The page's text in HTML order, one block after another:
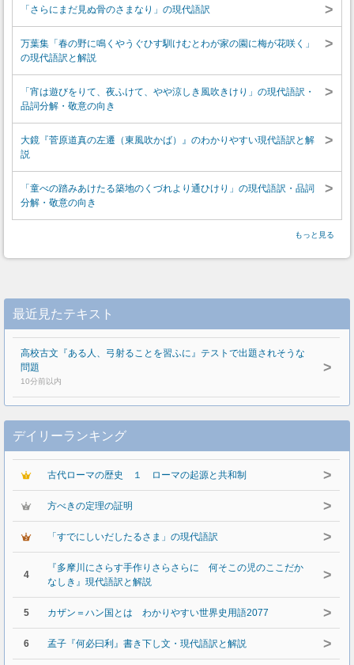
「さらにまだ見ぬ骨のさまなり」の現代語訳 >
万葉集「春の野に鳴くやうぐひす馴けむとわが家の園に梅が花咲く」
の現代語訳と解説
>
「宵は遊びをりて、夜ふけて、やや涼しき風吹きけり」の現代語訳・
品詞分解・敬意の向き
>
大鏡『菅原道真の左遷（東風吹かば）』のわかりやすい現代語訳と解
説
>
「童べの踏みあけたる築地のくづれより通ひけり」の現代語訳・品詞
分解・敬意の向き
>
もっと見る
最近見たテキスト
高校古文『ある人、弓射ることを習ふに』テストで出題されそうな
問題
10分前以内
>
デイリーランキング
古代ローマの歴史 １ ローマの起源と共和制 >
方べきの定理の証明 >
「すでにしいだしたるさま」の現代語訳 >
4
『多摩川にさらす手作りさらさらに 何そこの児のここだか
なしき』現代語訳と解説
>
5 カザン＝ハン国とは わかりやすい世界史用語2077 >
6 孟子『何必曰利』書き下し文・現代語訳と解説 >